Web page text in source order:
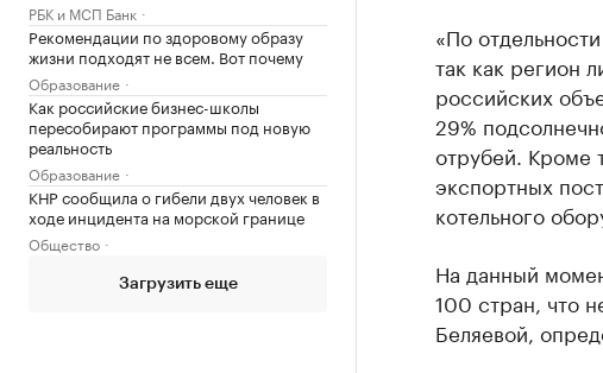
РБК и МСП Банк
Рекомендации по здоровому образу
жизни подходят не всем. Вот почему
Образование
Как российские бизнес-школы
пересобирают программы под новую
реальность
Образование
КНР сообщила о гибели двух человек в
ходе инцидента на морской границе
Общество
Загрузить еще
«По
так как регион
российских
29%
отрубей. Кроме
экспортных
котельного
На данный
100 стран, что
Беляевой,